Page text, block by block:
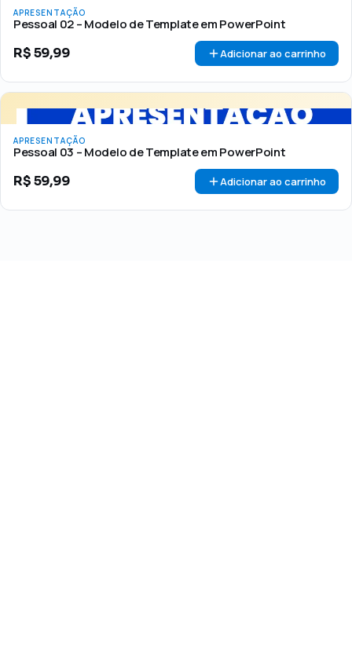
APRESENTAÇÃO
Pessoal 02 – Modelo de Template em PowerPoint
R$59,99 Adicionar ao carrinho
APRESENTAÇÃO
Pessoal 03 – Modelo de Template em PowerPoint
R$59,99 Adicionar ao carrinho